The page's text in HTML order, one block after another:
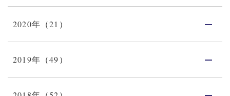
2020年（21）
2019年（49）